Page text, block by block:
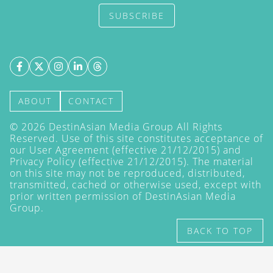
SUBSCRIBE
ABOUT CONTACT
© 2026 DestinAsian Media Group All Rights
Reserved. Use of this site constitutes acceptance of
our User Agreement (effective 21/12/2015) and
Privacy Policy (effective 21/12/2015). The material
on this site may not be reproduced, distributed,
transmitted, cached or otherwise used, except with
prior written permission of DestinAsian Media
Group.
BACK TO TOP